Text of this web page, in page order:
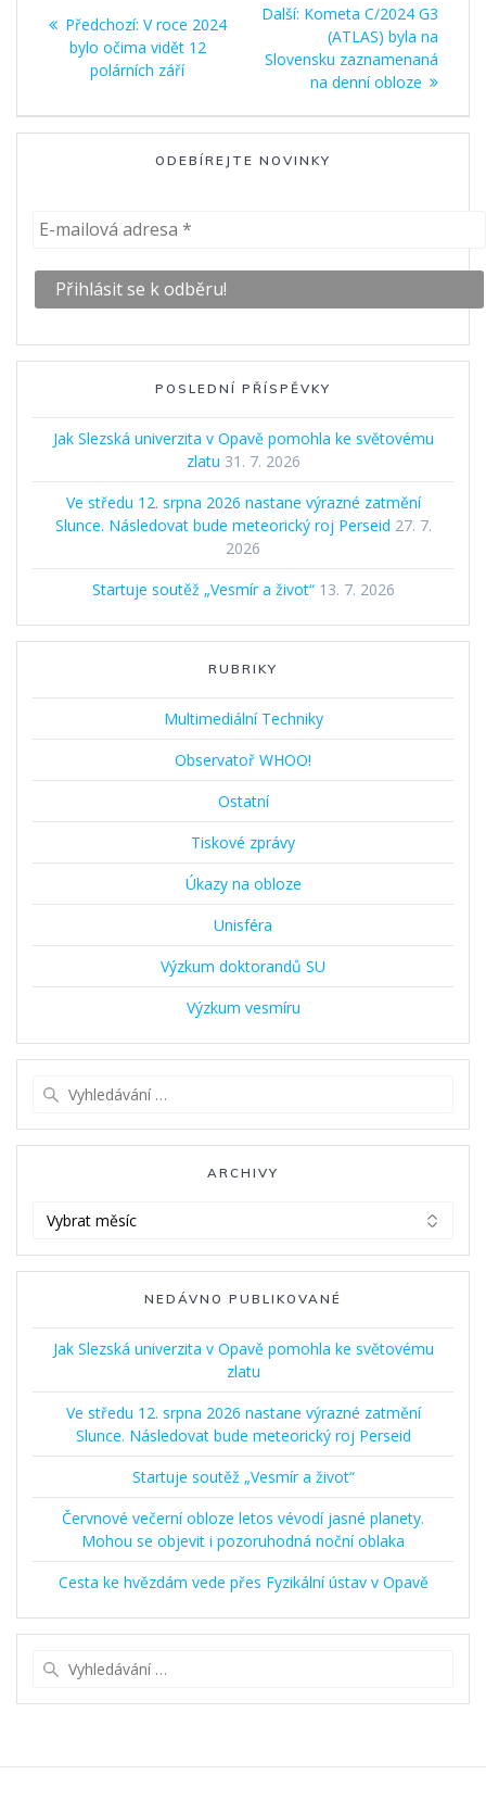
pro
příspěvek
Předchozí: Předchozí
příspěvek:
V roce 2024
bylo očima vidět 12
polárních září
Další: Další
příspěvek:
Kometa C/2024 G3
(ATLAS) byla na
Slovensku zaznamenaná
na denní obloze
ODEBÍREJTE NOVINKY
POSLEDNÍ PŘÍSPĚVKY
Jak Slezská univerzita v Opavě pomohla ke světovému
zlatu 31. 7. 2026
Ve středu 12. srpna 2026 nastane výrazné zatmění
Slunce. Následovat bude meteorický roj Perseid 27. 7.
2026
Startuje soutěž „Vesmír a život“ 13. 7. 2026
RUBRIKY
Multimediální Techniky
Observatoř WHOO!
Ostatní
Tiskové zprávy
Úkazy na obloze
Unisféra
Výzkum doktorandů SU
Výzkum vesmíru
ARCHIVY
NEDÁVNO PUBLIKOVANÉ
Jak Slezská univerzita v Opavě pomohla ke světovému
zlatu
Ve středu 12. srpna 2026 nastane výrazné zatmění
Slunce. Následovat bude meteorický roj Perseid
Startuje soutěž „Vesmír a život“
Červnové večerní obloze letos vévodí jasné planety.
Mohou se objevit i pozoruhodná noční oblaka
Cesta ke hvězdám vede přes Fyzikální ústav v Opavě